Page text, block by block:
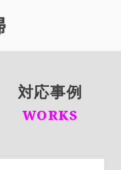
対応事例
WORKS